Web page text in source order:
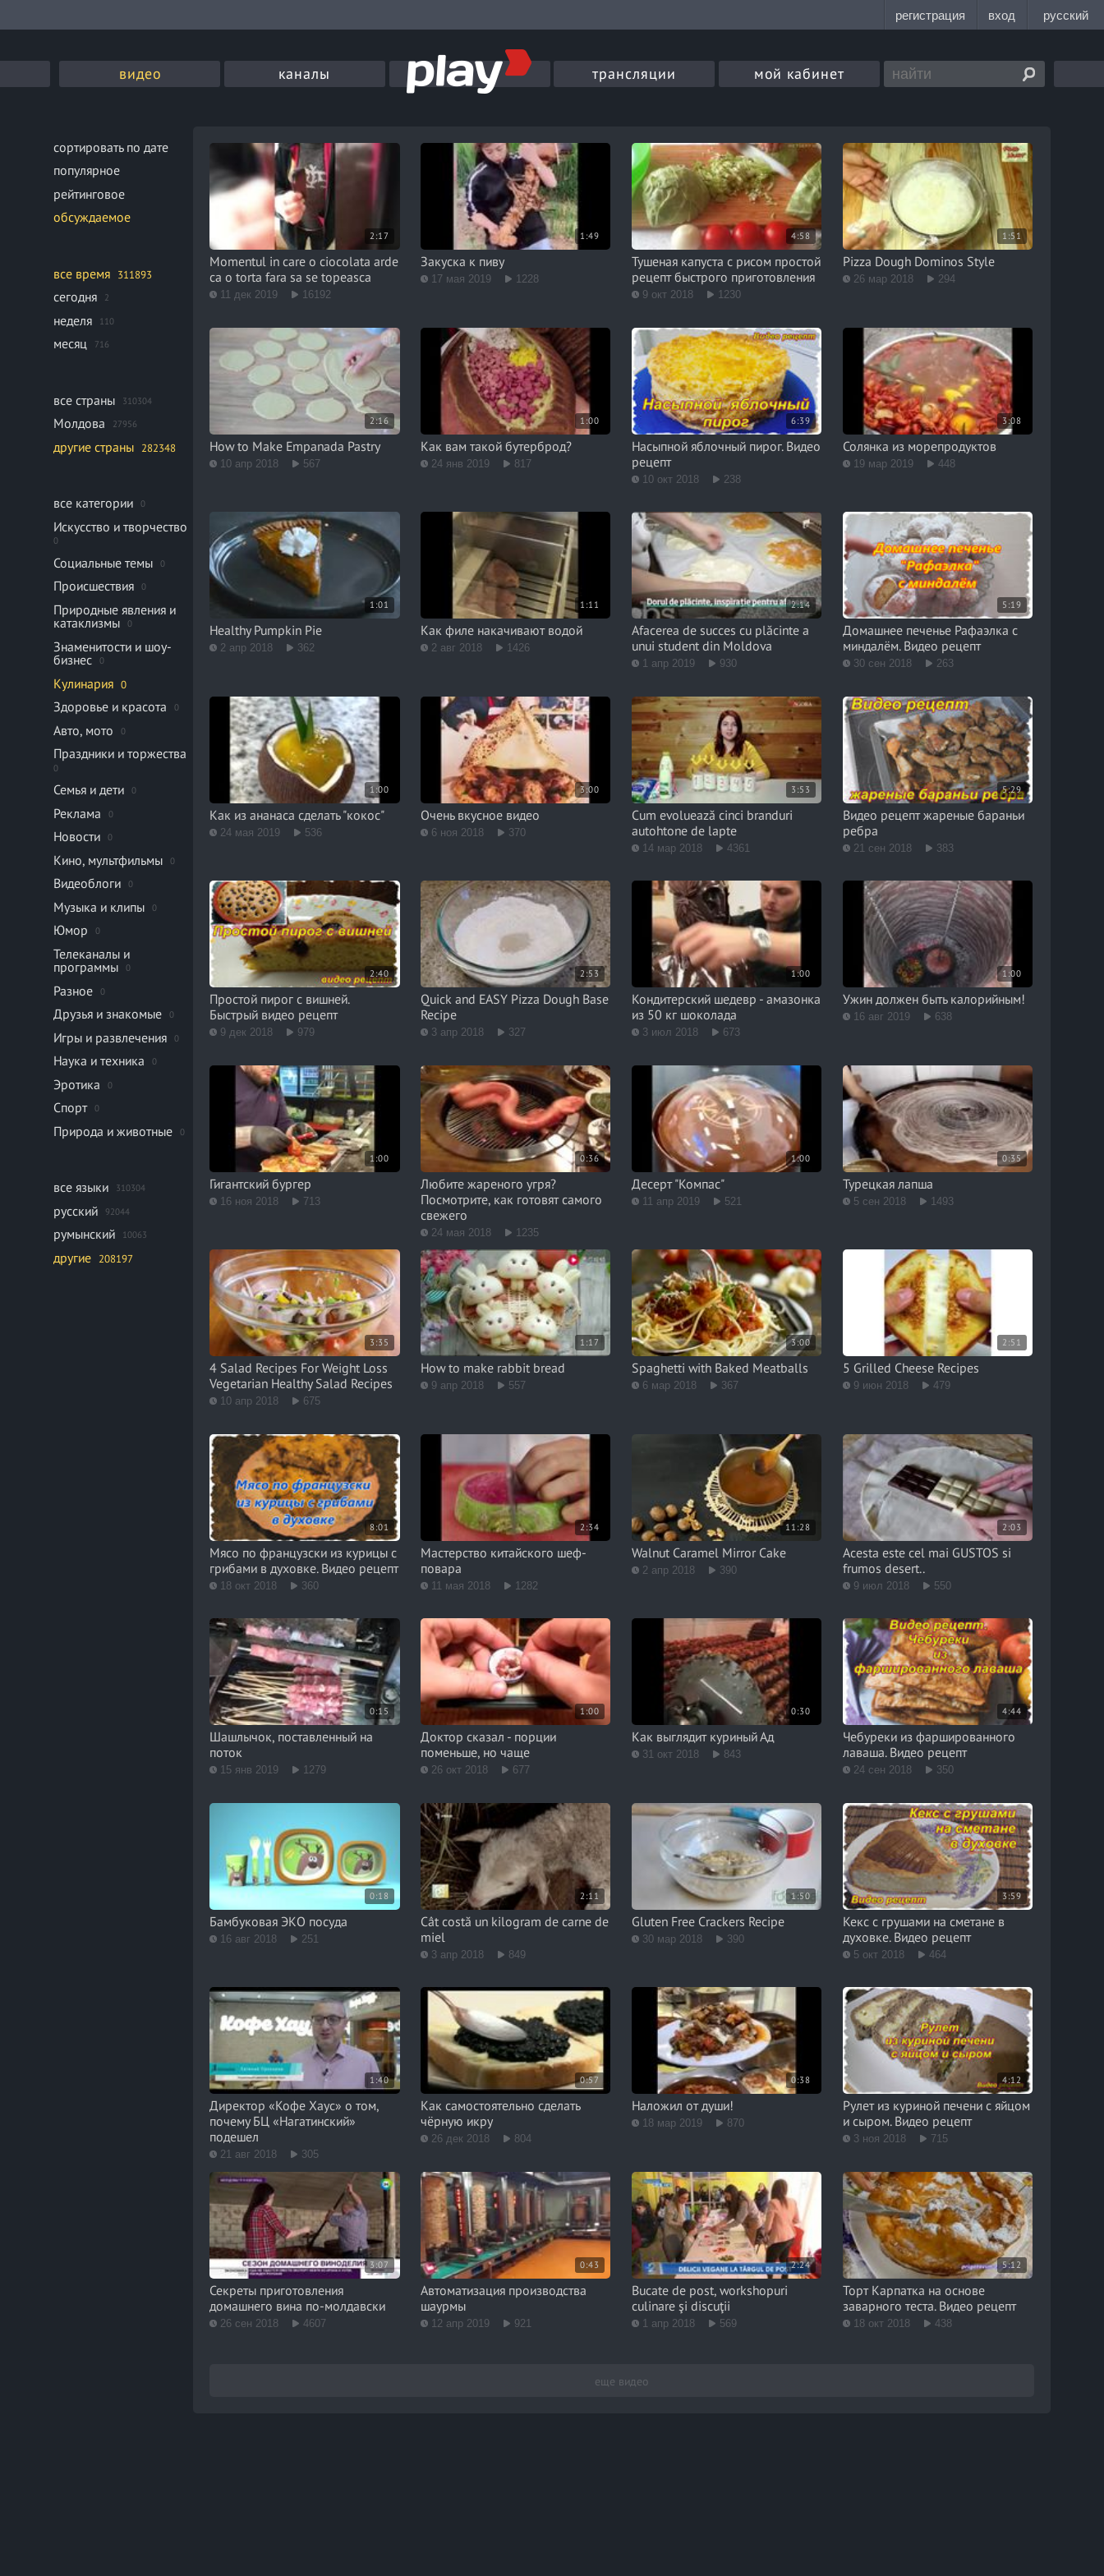
видео каналы трансляции мой кабинет
сортировать по дате
популярное
рейтинговое
обсуждаемое
все время 311893
сегодня 2
неделя 110
месяц 716
все страны 310304
Молдова 27956
другие страны 282348
все категории 0
Искусство и творчество
0
Социальные темы 0
Происшествия 0
Природные явления и
катаклизмы
0
Знаменитости и шоу-
бизнес
0
Кулинария 0
Здоровье и красота 0
Авто, мото 0
Праздники и торжества
0
Семья и дети 0
Реклама 0
Новости 0
Кино, мультфильмы 0
Видеоблоги 0
Музыка и клипы 0
Юмор 0
Телеканалы и
программы
0
Разное 0
Друзья и знакомые 0
Игры и развлечения 0
Наука и техника 0
Эротика 0
Спорт 0
Природа и животные 0
все языки 310304
русский 92044
румынский 10063
другие 208197
2:17
Momentul in care o ciocolata arde
ca o torta fara sa se topeasca
11 дек 2019 16192
1:49
Закуска к пиву
17 мая 2019 1228
4:58
Тушеная капуста с рисом простой
рецепт быстрого приготовления
9 окт 2018 1230
1:51
Pizza Dough Dominos Style
26 мар 2018 294
2:16
How to Make Empanada Pastry
10 апр 2018 567
1:00
Как вам такой бутерброд?
24 янв 2019 817
6:39
Насыпной яблочный пирог. Видео
рецепт
10 окт 2018 238
3:08
Солянка из морепродуктов
19 мар 2019 448
1:01
Healthy Pumpkin Pie
2 апр 2018 362
1:11
Как филе накачивают водой
2 авг 2018 1426
2:14
Afacerea de succes cu plăcinte a
unui student din Moldova
1 апр 2019 930
5:19
Домашнее печенье Рафаэлка с
миндалём. Видео рецепт
30 сен 2018 263
1:00
Как из ананаса сделать "кокос"
24 мая 2019 536
3:00
Очень вкусное видео
6 ноя 2018 370
3:53
Cum evoluează cinci branduri
autohtone de lapte
14 мар 2018 4361
5:29
Видео рецепт жареные бараньи
ребра
21 сен 2018 383
2:40
Простой пирог с вишней.
Быстрый видео рецепт
9 дек 2018 979
2:53
Quick and EASY Pizza Dough Base
Recipe
3 апр 2018 327
1:00
Кондитерский шедевр - амазонка
из 50 кг шоколада
3 июл 2018 673
1:00
Ужин должен быть калорийным!
16 авг 2019 638
1:00
Гигантский бургер
16 ноя 2018 713
0:36
Любите жареного угря?
Посмотрите, как готовят самого
свежего
24 мая 2018 1235
1:00
Десерт "Компас"
11 апр 2019 521
0:35
Турецкая лапша
5 сен 2018 1493
3:35
4 Salad Recipes For Weight Loss
Vegetarian Healthy Salad Recipes
10 апр 2018 675
1:17
How to make rabbit bread
9 апр 2018 557
3:00
Spaghetti with Baked Meatballs
6 мар 2018 367
2:51
5 Grilled Cheese Recipes
9 июн 2018 479
8:01
Мясо по французски из курицы с
грибами в духовке. Видео рецепт
18 окт 2018 360
2:34
Мастерство китайского шеф-
повара
11 мая 2018 1282
11:28
Walnut Caramel Mirror Cake
2 апр 2018 390
2:03
Acesta este cel mai GUSTOS si
frumos desert..
9 июл 2018 550
0:15
Шашлычок, поставленный на
поток
15 янв 2019 1279
1:00
Доктор сказал - порции
поменьше, но чаще
26 окт 2018 677
0:30
Как выглядит куриный Ад
31 окт 2018 843
4:44
Чебуреки из фаршированного
лаваша. Видео рецепт
24 сен 2018 350
0:18
Бамбуковая ЭКО посуда
16 авг 2018 251
2:11
Cât costă un kilogram de carne de
miel
3 апр 2018 849
1:50
Gluten Free Crackers Recipe
30 мар 2018 390
3:59
Кекс с грушами на сметане в
духовке. Видео рецепт
5 окт 2018 464
1:40
Директор «Кофе Хаус» о том,
почему БЦ «Нагатинский»
подешел
21 авг 2018 305
0:57
Как самостоятельно сделать
чёрную икру
26 дек 2018 804
0:38
Наложил от души!
18 мар 2019 870
4:12
Рулет из куриной печени с яйцом
и сыром. Видео рецепт
3 ноя 2018 715
3:07
Секреты приготовления
домашнего вина по-молдавски
26 сен 2018 4607
0:43
Автоматизация производства
шаурмы
12 апр 2019 921
2:24
Bucate de post, workshopuri
culinare şi discuţii
1 апр 2018 569
5:12
Торт Карпатка на основе
заварного теста. Видео рецепт
18 окт 2018 438
еще видео